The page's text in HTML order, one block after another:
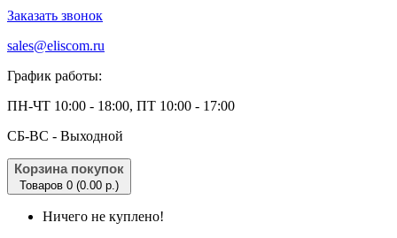
Заказать звонок
sales@eliscom.ru
График работы:
ПН-ЧТ 10:00 - 18:00, ПТ 10:00 - 17:00
CБ-ВС - Выходной
Корзина покупок
Товаров 0 (0.00 р.)
Ничего не куплено!